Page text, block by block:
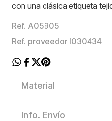
con una clásica etiqueta
Ref. A05905
Ref. proveedor I030434
Material
Info. Envío